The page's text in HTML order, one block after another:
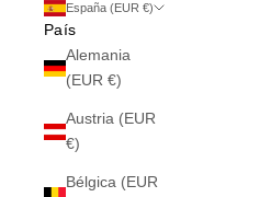
España (EUR €)
País
Alemania
(EUR €)
Austria (EUR
€)
Bélgica (EUR